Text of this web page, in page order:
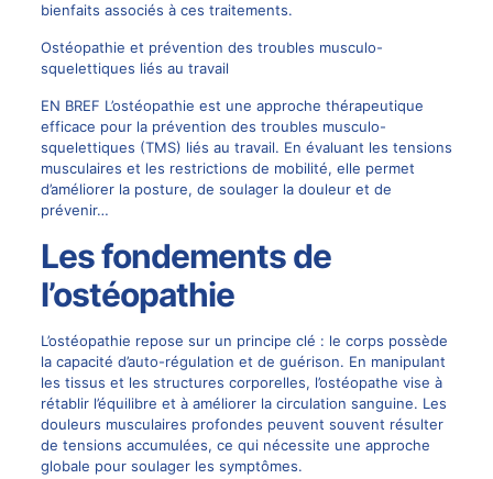
bienfaits associés à ces traitements.
Ostéopathie et prévention des troubles musculo-
squelettiques liés au travail
EN BREF L’ostéopathie est une approche thérapeutique
efficace pour la prévention des troubles musculo-
squelettiques (TMS) liés au travail. En évaluant les tensions
musculaires et les restrictions de mobilité, elle permet
d’améliorer la posture, de soulager la douleur et de
prévenir…
Les fondements de
l’ostéopathie
L’ostéopathie repose sur un principe clé : le corps possède
la capacité d’auto-régulation et de guérison. En manipulant
les tissus et les structures corporelles, l’ostéopathe vise à
rétablir l’équilibre et à améliorer la circulation sanguine. Les
douleurs musculaires profondes peuvent souvent résulter
de tensions accumulées, ce qui nécessite une approche
globale pour soulager les symptômes.